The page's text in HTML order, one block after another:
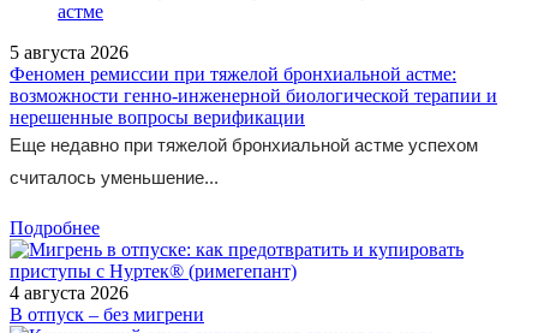
5 августа 2026
Феномен ремиссии при тяжелой бронхиальной астме:
возможности генно-инженерной биологической терапии и
нерешенные вопросы верификации
Еще недавно при тяжелой бронхиальной астме успехом
считалось уменьшение...
Подробнее
4 августа 2026
В отпуск – без мигрени